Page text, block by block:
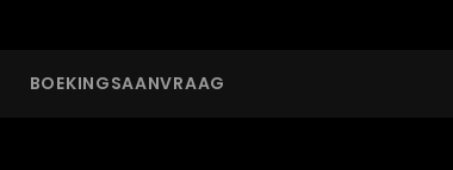
BOEKINGSAANVRAAG